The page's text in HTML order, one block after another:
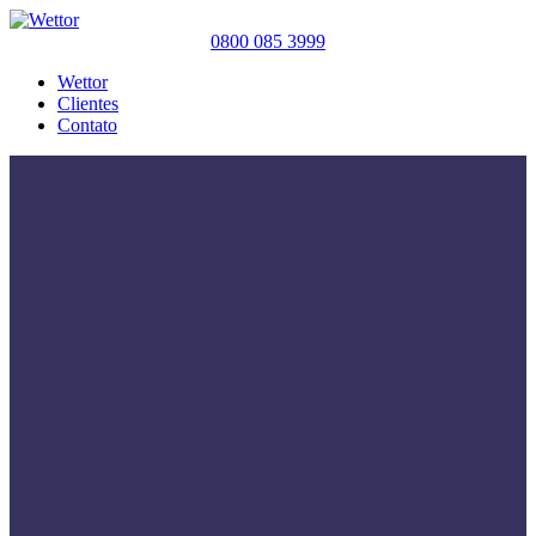
0800 085 3999
Wettor
Clientes
Contato